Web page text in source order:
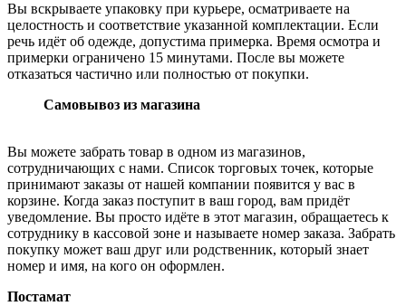
Вы вскрываете упаковку при курьере, осматриваете на
целостность и соответствие указанной комплектации. Если
речь идёт об одежде, допустима примерка. Время осмотра и
примерки ограничено 15 минутами. После вы можете
отказаться частично или полностью от покупки.
Самовывоз из магазина
Вы можете забрать товар в одном из магазинов,
сотрудничающих с нами. Список торговых точек, которые
принимают заказы от нашей компании появится у вас в
корзине. Когда заказ поступит в ваш город, вам придёт
уведомление. Вы просто идёте в этот магазин, обращаетесь к
сотруднику в кассовой зоне и называете номер заказа. Забрать
покупку может ваш друг или родственник, который знает
номер и имя, на кого он оформлен.
Постамат